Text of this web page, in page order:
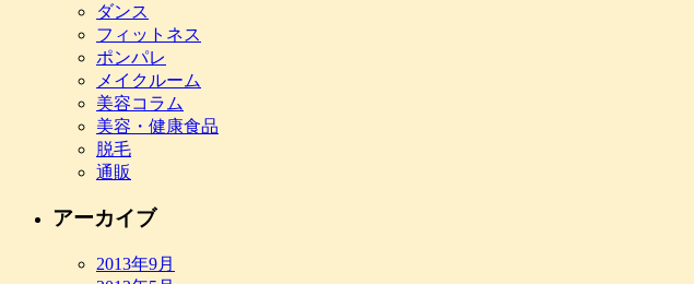
ダンス
フィットネス
ポンパレ
メイクルーム
美容コラム
美容・健康食品
脱毛
通販
アーカイブ
2013年9月